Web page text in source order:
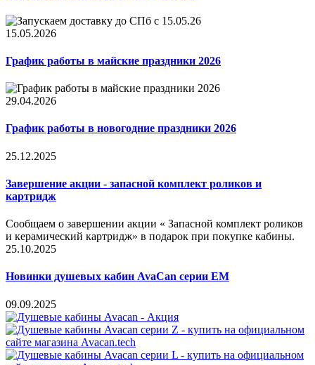
15.05.2026
График работы в майские праздники 2026
29.04.2026
График работы в новогодние праздники 2026
25.12.2025
Завершение акции - запасной комплект роликов и
картридж
Сообщаем о завершении акции « Запасной комплект роликов
и керамический картридж» в подарок при покупке кабины.
25.10.2025
Новинки душевых кабин AvaCan серии EM
09.09.2025